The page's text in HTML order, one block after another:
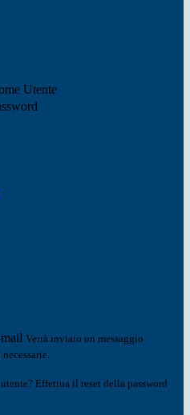
Utente
Verrà inviato un messaggio
Effettua il reset della password